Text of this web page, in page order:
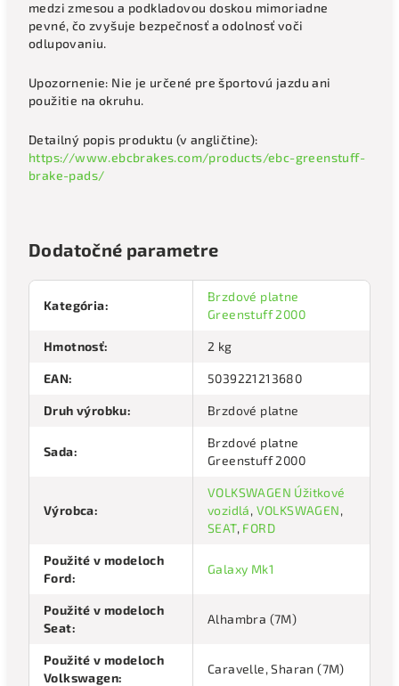
medzi zmesou a podkladovou doskou mimoriadne
pevné, čo zvyšuje bezpečnosť a odolnosť voči
odlupovaniu.
Upozornenie: Nie je určené pre športovú jazdu ani
použitie na okruhu.
Detailný popis produktu (v angličtine):
https://www.ebcbrakes.com/products/ebc-greenstuff-
brake-pads/
Dodatočné parametre
Kategória:
Brzdové platne
Greenstuff 2000
Hmotnosť: 2 kg
EAN: 5039221213680
Druh výrobku: Brzdové platne
Sada:
Brzdové platne
Greenstuff 2000
Výrobca:
VOLKSWAGEN Úžitkové
vozidlá, VOLKSWAGEN,
SEAT, FORD
Použité v modeloch
Ford:
Galaxy Mk1
Použité v modeloch
Seat:
Alhambra (7M)
Použité v modeloch
Volkswagen:
Caravelle, Sharan (7M)